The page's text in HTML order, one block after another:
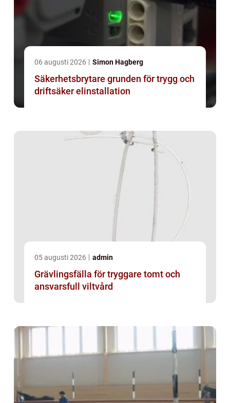
06 augusti 2026 Simon Hagberg
Säkerhetsbrytare grunden för trygg och
driftsäker elinstallation
05 augusti 2026 admin
Grävlingsfälla för tryggare tomt och
ansvarsfull viltvård